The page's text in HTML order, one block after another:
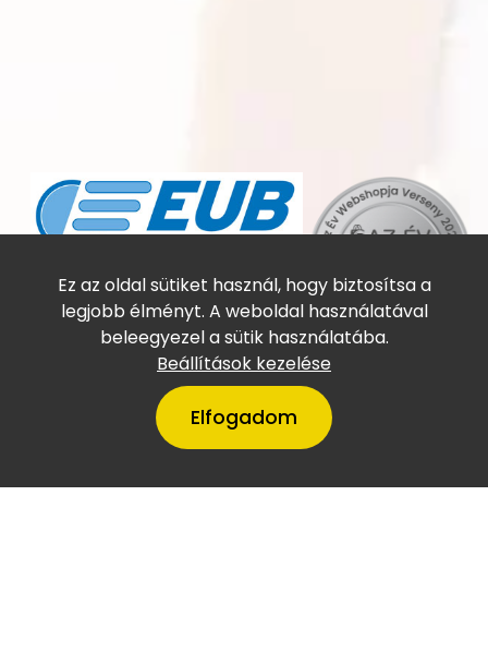
Ez az oldal sütiket használ, hogy biztosítsa a
legjobb élményt. A weboldal használatával
beleegyezel a sütik használatába.
Beállítások kezelése
Elfogadom
A VillámTúra Magyarország